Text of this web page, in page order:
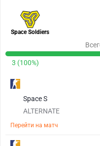
Space Soldiers
3 (100%)
Space S
ALTERNATE
Перейти на матч